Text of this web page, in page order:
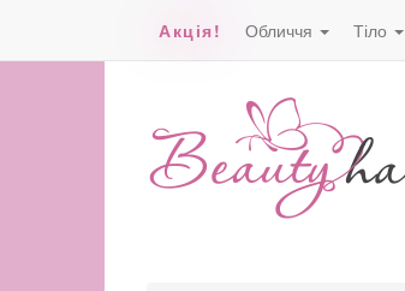
Акція! Обличчя Тіло